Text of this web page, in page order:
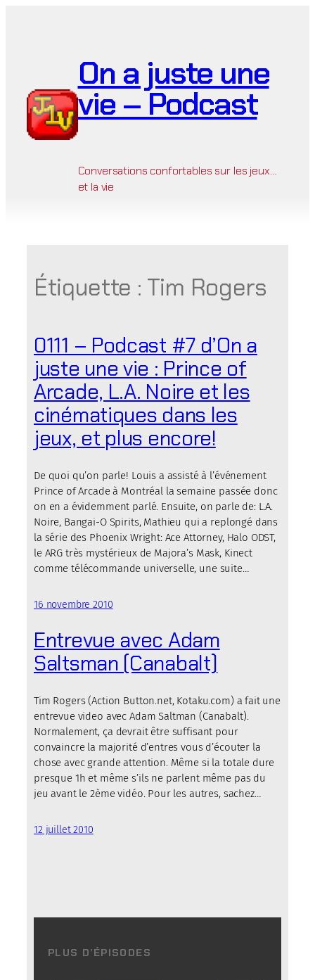
On a juste une
vie – Podcast
Conversations confortables sur les jeux…
et la vie
Étiquette : Tim Rogers
0111 – Podcast #7 d’On a
juste une vie : Prince of
Arcade, L.A. Noire et les
cinématiques dans les
jeux, et plus encore!
De quoi qu’on parle! Louis a assisté à l’événement
Prince of Arcade à Montréal la semaine passée donc
on en a évidemment parlé. Ensuite, on parle de: L.A.
Noire, Bangai-O Spirits, Mathieu qui a replongé dans
la série des Phoenix Wright: Ace Attorney, Halo ODST,
le ARG très mystérieux de Majora’s Mask, Kinect
comme télécommande universelle, une suite…
16 novembre 2010
Entrevue avec Adam
Saltsman (Canabalt)
Tim Rogers (Action Button.net, Kotaku.com) a fait une
entrevue video avec Adam Saltman (Canabalt).
Normalement, ça devrait être suffisant pour
convaincre la majorité d’entres vous d’écouter la
chose avec grande attention. Même si la totale dure
presque 1h et même s’ils ne parlent même pas du
jeu avant le 2ème vidéo. Pour les autres, sachez…
12 juillet 2010
PLUS D’ÉPISODES